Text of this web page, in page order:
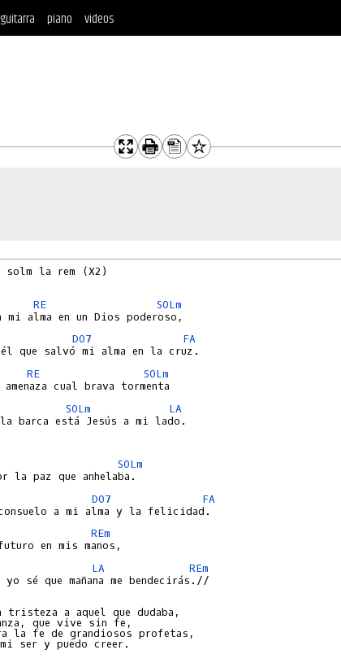
guitarra piano videos
la rem (X2)
RE
SOLm
DO7
FA
RE
SOLm
SOLm
LA
la barca está Jesús a mi lado.
SOLm
DO7
FA
REm
LA
REm
sé que mañana me bendecirás.//
tristeza a aquel que dudaba,
que vive sin fe,
la fe de grandiosos profetas,
ser y puedo creer.